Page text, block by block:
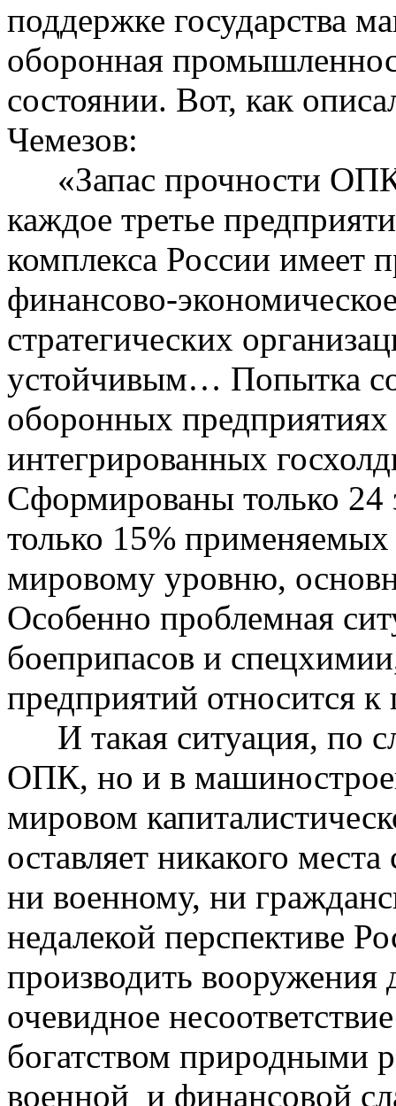
поддержке государства
оборонная
состоянии. Вот, как
Чемезов:
«Запас прочности
каждое третье
комплекса России имеет
финансово-
стратегических
устойчивым… Попытка
оборонных предприятиях
интегрированных
Сформированы только 24
только 15%
мировому уровню,
Особенно проблемная
боеприпасов и
предприятий относится
И такая ситуация, по
ОПК, но и в
мировом
оставляет никакого
ни военному, ни
недалекой перспективе
производить
очевидное
богатством природными
военной и финансовой